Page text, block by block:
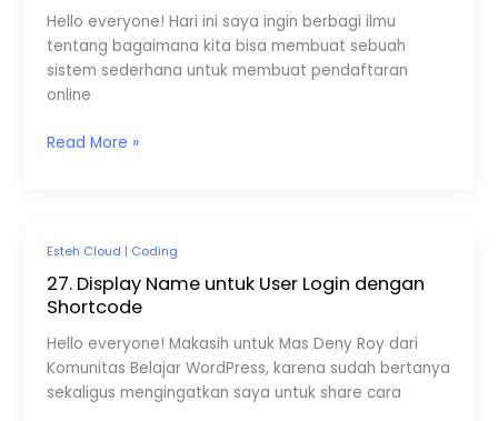
Hello everyone! Hari ini saya ingin berbagi ilmu
tentang bagaimana kita bisa membuat sebuah
sistem sederhana untuk membuat pendaftaran
online
di
Google
Forms
&
Read More »
Esteh Cloud | Coding
27. Display Name untuk User Login dengan
Shortcode
Hello everyone! Makasih untuk Mas Deny Roy dari
Komunitas Belajar WordPress, karena sudah bertanya
sekaligus mengingatkan saya untuk share cara
27.
Display
Name
User
Login
dengan